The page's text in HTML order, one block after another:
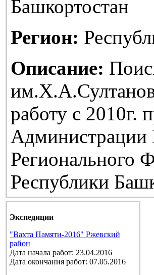
Башкортостан
Регион:
Описание:
работу с 2010г.
Регионального
Республики
Экспедиции
"Вахта Памяти-2016" Ржевский
район
Дата начала работ: 23.04.2016
Дата окончания работ: 07.05.2016